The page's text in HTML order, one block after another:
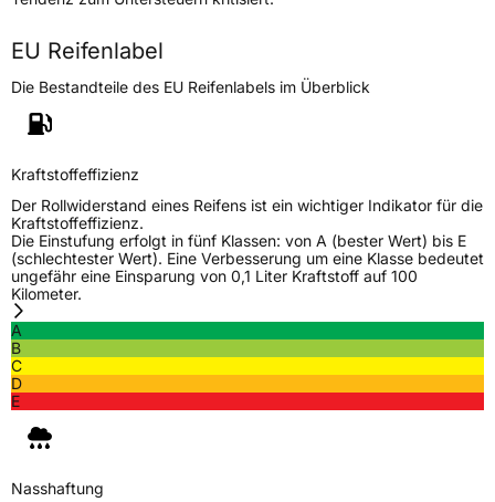
Verwendung Ganzjahresreifen
Modellname
EuroAllSeason AS 220
Weitere Eigenschaften
SchlauchtypTL
ZustandNeureifen
M+SJa
VerstärktXL
EU Label
Effizienz
Nasshaftung
EU Reifenlabel
Die Bestandteile des EU Reifenlabels im Überblick
Kraftstoffeffizienz
Der Rollwiderstand eines Reifens ist ein wichtiger Indikator für die
Kraftstoffeffizienz.
Die Einstufung erfolgt in fünf Klassen: von A (bester Wert) bis E
(schlechtester Wert). Eine Verbesserung um eine Klasse bedeutet
ungefähr eine Einsparung von 0,1 Liter Kraftstoff auf 100
Kilometer.
A
B
C
D
E
Nasshaftung